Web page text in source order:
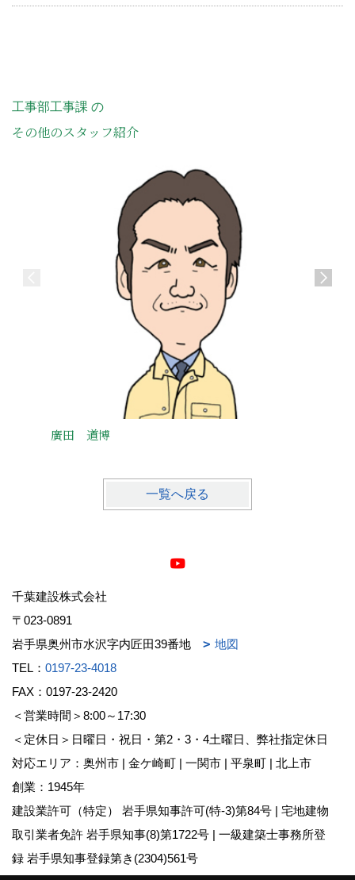
工事部工事課 の
その他のスタッフ紹介
廣田 道博
一覧へ戻る
千葉建設株式会社
〒023-0891
岩手県奥州市水沢字内匠田39番地
地図
TEL： 0197-23-4018
FAX：0197-23-2420
＜営業時間＞8:00～17:30
＜定休日＞日曜日・祝日・第2・3・4土曜日、弊社指定休日
対応エリア：奥州市 | 金ケ崎町 | 一関市 | 平泉町 | 北上市
創業：1945年
建設業許可（特定） 岩手県知事許可(特-3)第84号 | 宅地建物
取引業者免許 岩手県知事(8)第1722号 | 一級建築士事務所登
録 岩手県知事登録第き(2304)561号